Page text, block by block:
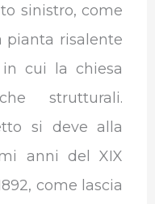
sinistro, come
pianta risalente
in cui la chiesa
strutturali.
si deve alla
anni del XIX
come lascia